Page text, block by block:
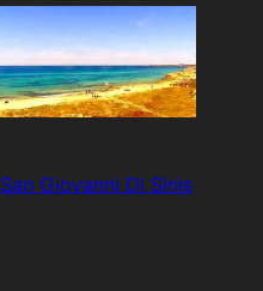
San Giovanni Di Sinis